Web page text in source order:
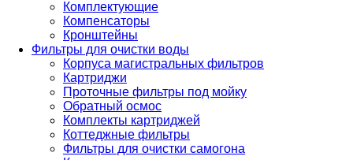
Комплектующие
Компенсаторы
Кронштейны
Фильтры для очистки воды
Корпуса магистральных фильтров
Картриджи
Проточные фильтры под мойку
Обратный осмос
Комплекты картриджей
Коттеджные фильтры
Фильтры для очистки самогона